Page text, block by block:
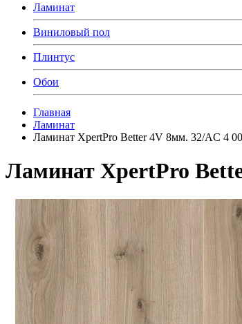
Ламинат
Виниловый пол
Плинтус
Обои
Главная
Ламинат
Ламинат XpertPro Better 4V 8мм. 32/AC 4
Ламинат XpertPro